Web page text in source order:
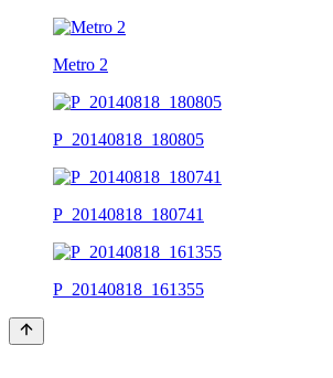
Metro 2
P_20140818_180805
P_20140818_180741
P_20140818_161355